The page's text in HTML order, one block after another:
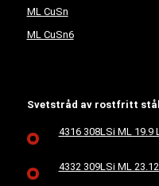
ML CuSn
ML CuSn6
Svetstråd av rostfritt stål
4316 308LSi ML 19.9
4332 309LSi ML